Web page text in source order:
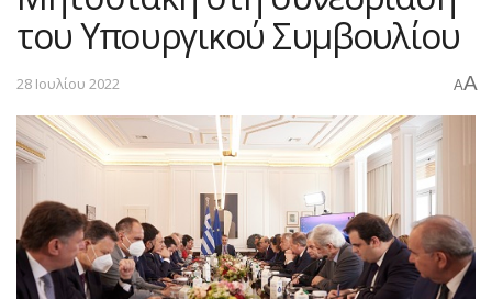
του Υπουργικού Συμβουλίου
28 Ιουλίου 2022 AA